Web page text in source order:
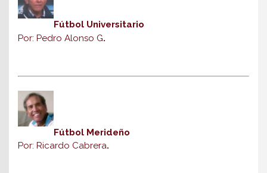
Fútbol Universitario
Por: Pedro Alonso G.
Fútbol Merideño
Por: Ricardo Cabrera.